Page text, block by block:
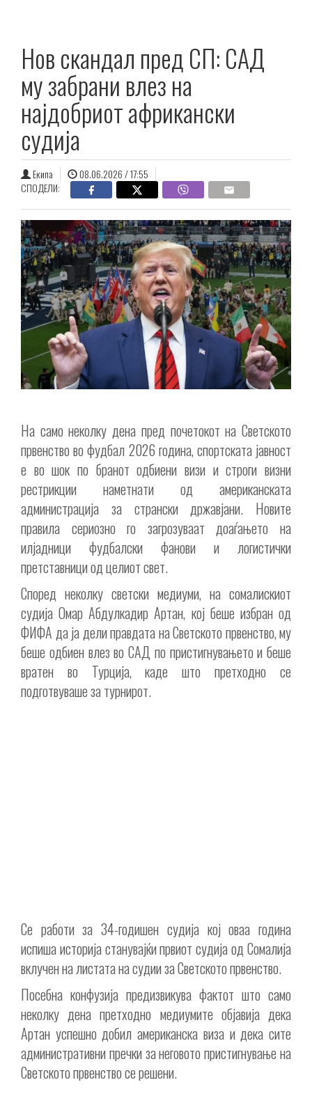
Нов скандал пред СП: САД
му забрани влез на
најдобриот африкански
судија
Екипа
08.06.2026 / 17:55
СПОДЕЛИ:
На само неколку дена пред почетокот на Светското
првенство во фудбал 2026 година, спортската јавност
е во шок по бранот одбиени визи и строги визни
рестрикции наметнати од американската
администрација за странски државјани. Новите
правила сериозно го загрозуваат доаѓањето на
илјадници фудбалски фанови и логистички
претставници од целиот свет.
Според неколку светски медиуми, на сомалискиот
судија Омар Абдулкадир Артан, кој беше избран од
ФИФА да ја дели правдата на Светското првенство, му
беше одбиен влез во САД по пристигнувањето и беше
вратен во Турција, каде што претходно се
подготвуваше за турнирот.
Се работи за 34-годишен судија кој оваа година
испиша историја станувајќи првиот судија од Сомалија
вклучен на листата на судии за Светското првенство.
Посебна конфузија предизвикува фактот што само
неколку дена претходно медиумите објавија дека
Артан успешно добил американска виза и дека сите
административни пречки за неговото пристигнување на
Светското првенство се решени.